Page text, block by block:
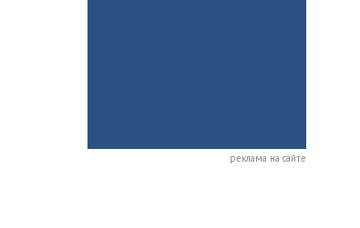
реклама на сайте